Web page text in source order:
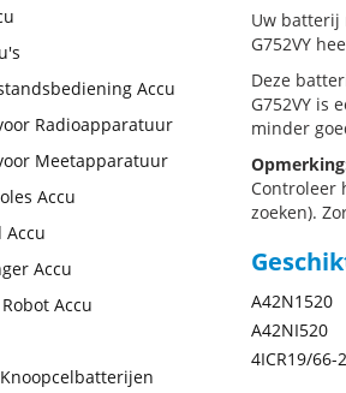
Accu
Radioapparatuur
Meetapparatuur
Accu
Accu
Accu
Accu
Uw batterij
G752VY
Deze
G752VY is
minder
Controleer
zoeken).
A42N1520
A42NI520
4ICR19/66-2